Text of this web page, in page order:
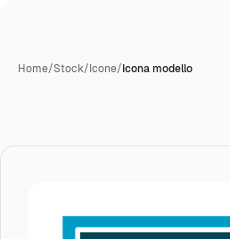
Home/Stock/Icone/Icona modello